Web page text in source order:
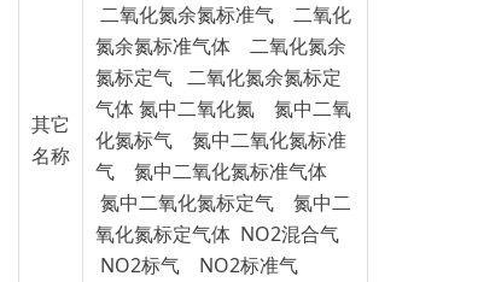
其它
名称
二氧化氮余氮标准气 二氧化
氮余氮标准气体 二氧化氮余
氮标定气 二氧化氮余氮标定
气体 氮中二氧化氮 氮中二氧
化氮标气 氮中二氧化氮标准
气 氮中二氧化氮标准气体
氮中二氧化氮标定气 氮中二
氧化氮标定气体 NO2混合气
NO2标气 NO2标准气